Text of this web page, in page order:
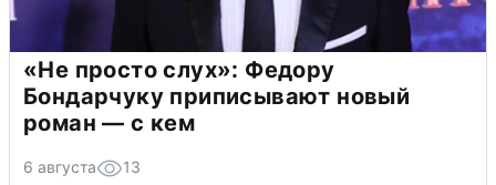
«Не просто слух»: Федору
Бондарчуку приписывают новый
роман — с кем
6 августа 13